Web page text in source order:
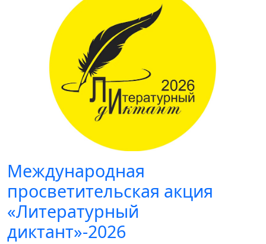
Международная
просветительская акция
«Литературный
диктант»-2026